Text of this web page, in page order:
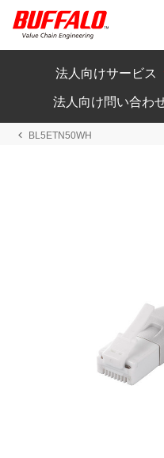
法人向けサービス
法人向け問い合わ
BL5ETN50WH